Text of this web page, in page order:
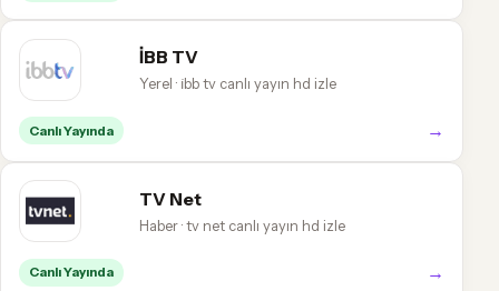
İBB TV
Yerel · i̇bb tv canlı yayın hd izle
Canlı Yayında →
TV Net
Haber · tv net canlı yayın hd izle
Canlı Yayında →